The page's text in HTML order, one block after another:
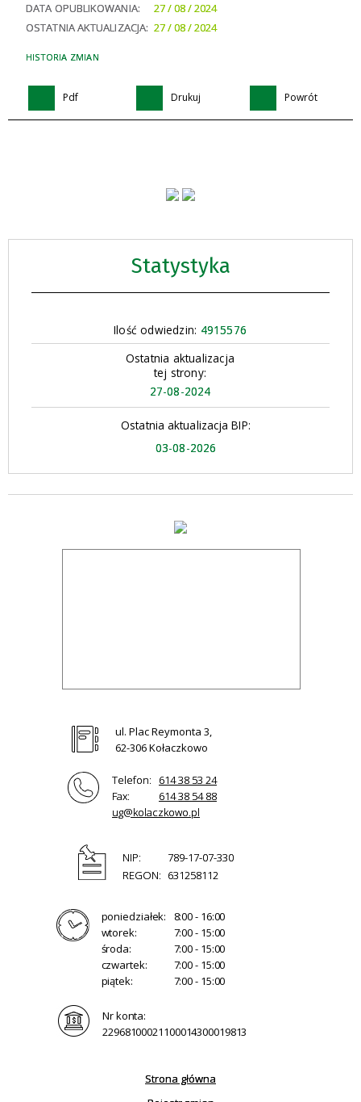
Statystyka
Ilość odwiedzin: 4915576
Ostatnia aktualizacja
tej strony:
27-08-2024
Ostatnia aktualizacja BIP:
03-08-2026
DATA OPUBLIKOWANIA:
27 / 08 / 2024
OSTATNIA AKTUALIZACJA: 27 / 08 / 2024
HISTORIA ZMIAN
Pdf Drukuj Powrót
ul. Plac Reymonta 3,
62-306 Kołaczkowo
Telefon:
614 38 53 24
Fax:
614 38 54 88
ug@kolaczkowo.pl
NIP:
789-17-07-330
REGON: 631258112
poniedziałek:
8:00 - 16:00
wtorek:
7:00 - 15:00
środa:
7:00 - 15:00
czwartek:
7:00 - 15:00
piątek:
7:00 - 15:00
Nr konta:
22968100021100014300019813
Strona główna